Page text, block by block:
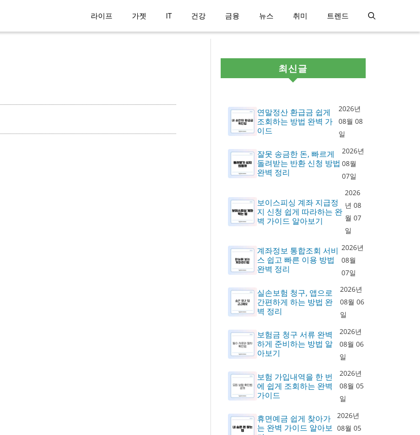
라이프 가젯 IT 건강 금융 뉴스 취미 트렌드
최신글
연말정산 환급금 쉽게
조회하는 방법 완벽 가
이드
2026년
08월 08
일
잘못 송금한 돈, 빠르게
돌려받는 반환 신청 방법
완벽 정리
2026년
08월
07일
보이스피싱 계좌 지급정
지 신청 쉽게 따라하는 완
벽 가이드 알아보기
2026
년 08
월 07
일
계좌정보 통합조회 서비
스 쉽고 빠른 이용 방법
완벽 정리
2026년
08월
07일
실손보험 청구, 앱으로
간편하게 하는 방법 완
벽 정리
2026년
08월 06
일
보험금 청구 서류 완벽
하게 준비하는 방법 알
아보기
2026년
08월 06
일
보험 가입내역을 한 번
에 쉽게 조회하는 완벽
가이드
2026년
08월 05
일
휴면예금 쉽게 찾아가
는 완벽 가이드 알아보
2026년
08월 05